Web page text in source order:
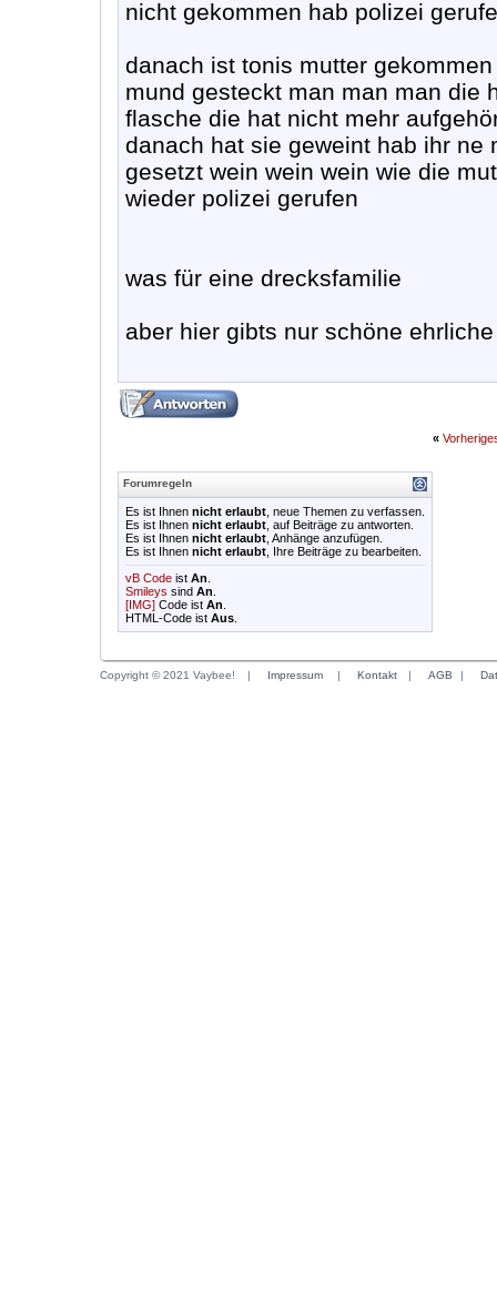
nicht gekommen hab polizei
danach ist tonis mutter
mund gesteckt man man man die
flasche die hat nicht mehr
danach hat sie geweint hab ihr ne
gesetzt wein wein wein wie die
wieder polizei gerufen
was für eine drecksfamilie
aber hier gibts nur schöne
«
Forumregeln
Es ist Ihnen nicht erlaubt , neue Themen zu verfassen.
Es ist Ihnen nicht erlaubt , auf Beiträge zu antworten.
Es ist Ihnen nicht erlaubt , Anhänge anzufügen.
Es ist Ihnen nicht erlaubt , Ihre Beiträge zu bearbeiten.
vB Code ist An
Smileys sind An
[IMG] Code ist An
HTML-Code ist Aus
Copyright © 2021 Vaybee! | Impressum | Kontakt | AGB |